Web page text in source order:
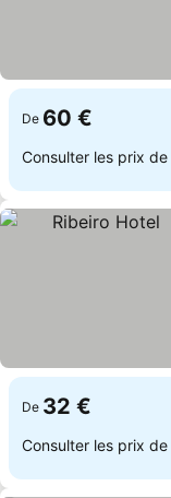
De 60 €
Consulter les prix de
De 32 €
Consulter les prix de